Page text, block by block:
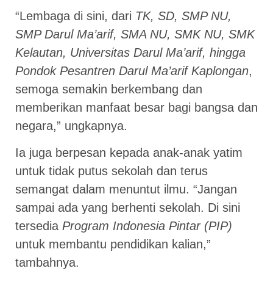
“Lembaga di sini, dari TK, SD, SMP NU,
SMP Darul Ma’arif, SMA NU, SMK NU, SMK
Kelautan, Universitas Darul Ma’arif, hingga
Pondok Pesantren Darul Ma’arif Kaplongan,
semoga semakin berkembang dan
memberikan manfaat besar bagi bangsa dan
negara,” ungkapnya.
Ia juga berpesan kepada anak-anak yatim
untuk tidak putus sekolah dan terus
semangat dalam menuntut ilmu. “Jangan
sampai ada yang berhenti sekolah. Di sini
tersedia Program Indonesia Pintar (PIP)
untuk membantu pendidikan kalian,”
tambahnya.